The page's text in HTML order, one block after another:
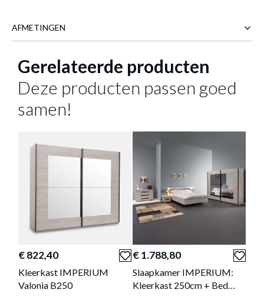
AFMETINGEN
Meer afmetingen
Gerelateerde producten
Deze producten passen goed
samen!
€ 822,40
Kleerkast IMPERIUM
Valonia B250
€ 1.788,80
Slaapkamer IMPERIUM:
Kleerkast 250cm + Bed
toegevoegd aan je winkelmandje
SLAAPKAMER IMPERIUM: KLEERKAST
250CM + BED 160X200 + COMMODE +
2X NACHTTAFELS
Productnummer: Y10150106713
€ 1.732,80
Prijs per stuk, incl. btw en excl. verzendkosten
GA NAAR WINKELMANDJE of verder winkelen